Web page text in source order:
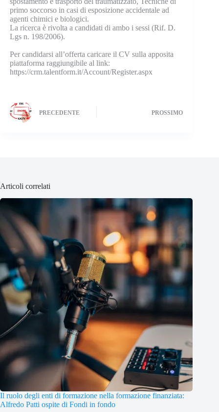
primo soccorso in casi di esposizione accidentale ad
agenti chimici e biologici.
La ricerca è rivolta a candidati di ambo i sessi (Rif. D.
Lgs n. 198/2006).
Per candidarsi all’offerta caricare il CV sulla apposita
piattaforma raggiungibile al link:
https://crm.talentform.it/Account/Register.aspx
PRECEDENTE PROSSIMO
Articoli correlati
Il ruolo degli enti di formazione nella formazione finanziata:
Alfredo Patti ospite di Fondi in fondo